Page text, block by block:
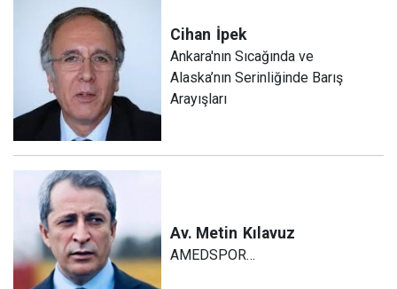
Cihan İpek
Ankara'nın Sıcağında ve
Alaska’nın Serinliğinde Barış
Arayışları
Av. Metin Kılavuz
AMEDSPOR…